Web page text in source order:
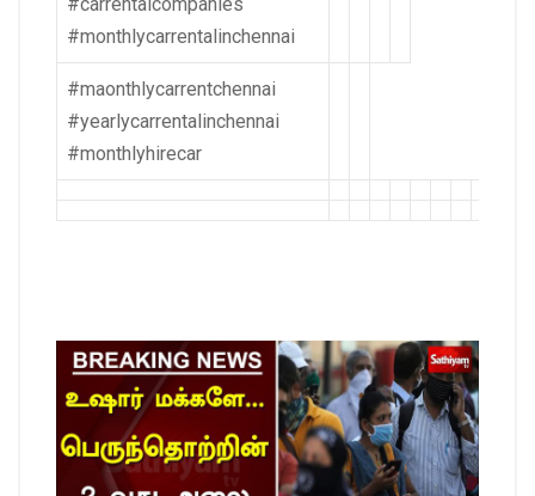
#monthlycarrentalinchennai
#maonthlycarrentchennai
#yearlycarrentalinchennai
#monthlyhirecar